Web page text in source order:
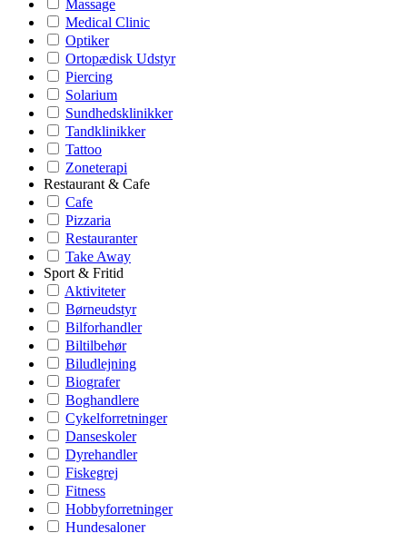
Massage
Medical Clinic
Optiker
Ortopædisk Udstyr
Piercing
Solarium
Sundhedsklinikker
Tandklinikker
Tattoo
Zoneterapi
Restaurant & Cafe
Cafe
Pizzaria
Restauranter
Take Away
Sport & Fritid
Aktiviteter
Børneudstyr
Bilforhandler
Biltilbehør
Biludlejning
Biografer
Boghandlere
Cykelforretninger
Danseskoler
Dyrehandler
Fiskegrej
Fitness
Hobbyforretninger
Hundesaloner